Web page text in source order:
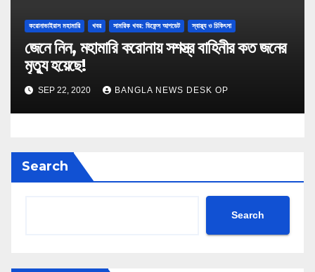
করোনাভাইরাস মহামারি খবর সামরিক খবর: ডিফেন্স আপডেট স্বাস্থ্য ও চিকিৎসা
জেনে নিন, মহামারি করোনায় সশস্ত্র বাহিনীর কত জনের
মৃত্যু হয়েছে!
SEP 22, 2020 BANGLA NEWS DESK OP
Search
Search